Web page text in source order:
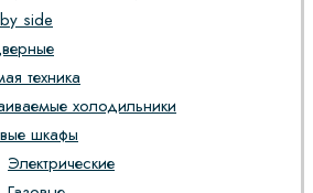
side
техника
холодильники
шкафы
Электрические